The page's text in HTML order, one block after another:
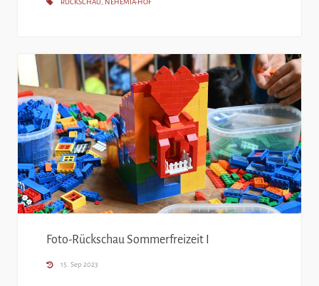
RÜCKSCHAU NEHEMIA-HOF
Foto-Rückschau Sommerfreizeit I
15. Sep 2023